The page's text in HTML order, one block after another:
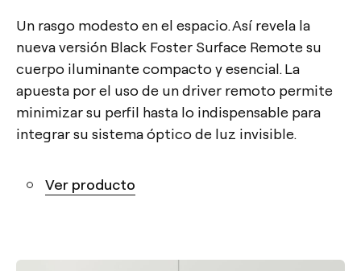
Un rasgo modesto en el espacio. Así revela la
nueva versión Black Foster Surface Remote su
cuerpo iluminante compacto y esencial. La
apuesta por el uso de un driver remoto permite
minimizar su perfil hasta lo indispensable para
integrar su sistema óptico de luz invisible.
Ver producto